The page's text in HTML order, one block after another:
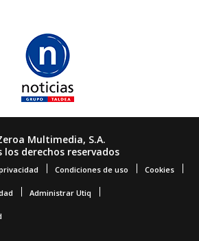
Multimedia, S.A.
los derechos reservados
Condiciones de uso Cookies
Administrar Utiq